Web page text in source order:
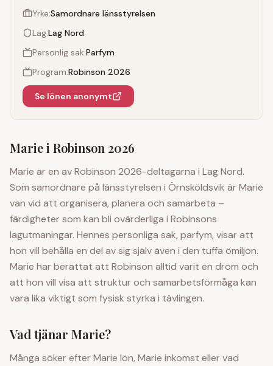
Yrke:Samordnare länsstyrelsen
Lag:Lag Nord
Personlig sak:Parfym
Program:Robinson 2026
Se lönen anonymt
Mariei Robinson 2026
Marie är en av Robinson 2026-deltagarna i Lag Nord.
Som samordnare på länsstyrelsen i Örnsköldsvik är Marie
van vid att organisera, planera och samarbeta –
färdigheter som kan bli ovärderliga i Robinsons
lagutmaningar. Hennes personliga sak, parfym, visar att
hon vill behålla en del av sig själv även i den tuffa ömiljön.
Marie har berättat att Robinson alltid varit en dröm och
att hon vill visa att struktur och samarbetsförmåga kan
vara lika viktigt som fysisk styrka i tävlingen.
Vad tjänar Marie?
Många söker efter Marie lön, Marie inkomst eller vad